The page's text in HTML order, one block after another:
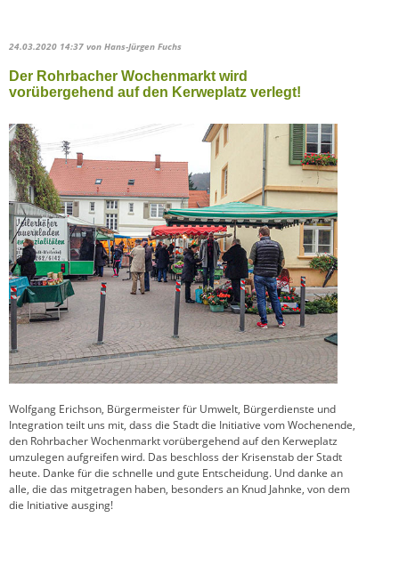
24.03.2020 14:37 von Hans-Jürgen Fuchs
Der Rohrbacher Wochenmarkt wird
vorübergehend auf den Kerweplatz verlegt!
Wolfgang Erichson, Bürgermeister für Umwelt, Bürgerdienste und
Integration teilt uns mit, dass die Stadt die Initiative vom Wochenende,
den Rohrbacher Wochenmarkt vorübergehend auf den Kerweplatz
umzulegen aufgreifen wird. Das beschloss der Krisenstab der Stadt
heute. Danke für die schnelle und gute Entscheidung. Und danke an
alle, die das mitgetragen haben, besonders an Knud Jahnke, von dem
die Initiative ausging!